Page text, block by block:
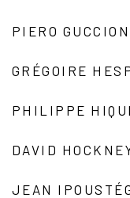
PIERO
GRÉGOIRE
PHILIPPE
DAVID
JEAN